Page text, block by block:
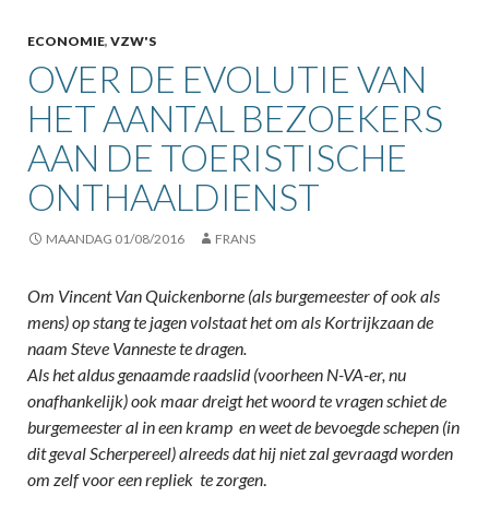
ECONOMIE, VZW'S
OVER DE EVOLUTIE VAN
HET AANTAL BEZOEKERS
AAN DE TOERISTISCHE
ONTHAALDIENST
MAANDAG 01/08/2016 FRANS
Om Vincent Van Quickenborne (als burgemeester of ook als
mens) op stang te jagen volstaat het om als Kortrijkzaan de
naam Steve Vanneste te dragen.
Als het aldus genaamde raadslid (voorheen N-VA-er, nu
onafhankelijk) ook maar dreigt het woord te vragen schiet de
burgemeester al in een kramp en weet de bevoegde schepen (in
dit geval Scherpereel) alreeds dat hij niet zal gevraagd worden
om zelf voor een repliek te zorgen.